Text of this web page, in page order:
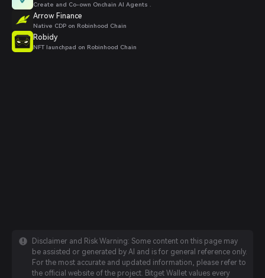
Create and Co-own Onchain AI Agents .
Arrow Finance
Native CDP on Robinhood Chain
Robidy
NFT launchpad on Robinhood Chain
Disclaimer and Risk Warning: Some content on this page may
be assisted or generated by AI and is for general reference only.
For the most accurate and updated information, please refer to
the official website of the project. Bitget Wallet values every